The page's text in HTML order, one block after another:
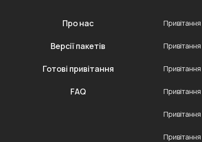
Про нас
Версії пакетів
Готові привітання
FAQ